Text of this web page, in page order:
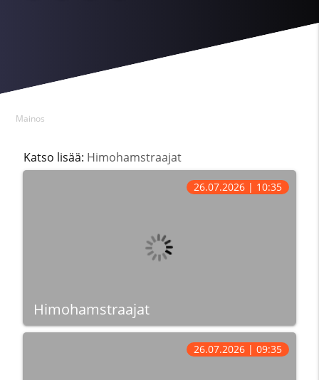
Mainos
Katso lisää: Himohamstraajat
Himohamstraajat
26.07.2026 | 10:35
26.07.2026 | 09:35